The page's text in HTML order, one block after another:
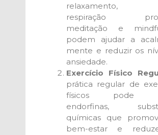
relaxamento,
respiração
meditação e
podem ajudar a
mente e reduzir os
ansiedade.
Exercício Físico
prática regular de
físicos pode
endorfinas,
químicas que
bem-estar e